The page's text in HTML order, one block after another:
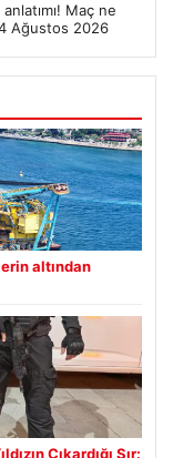
Maç ne
Ağustos 2026
altından
Çıkardığı Sır: